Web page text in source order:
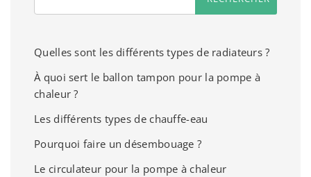
Quelles sont les différents types de radiateurs ?
À quoi sert le ballon tampon pour la pompe à
chaleur ?
Les différents types de chauffe-eau
Pourquoi faire un désembouage ?
Le circulateur pour la pompe à chaleur